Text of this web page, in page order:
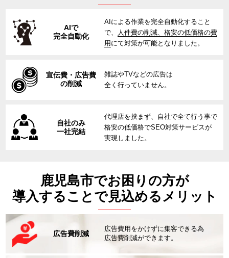
AIで
完全自動化
AIによる作業を完全自動化すること
で、
人件費の削減、格安の低価格の費
用 にて対策が可能となりました。
宣伝費・広告費
の削減
雑誌やTVなどの広告は
全く行っていません。
自社のみ
一社完結
代理店を挟まず、自社で全て行う事で
格安の低価格でSEO対策サービスが
実現しました。
鹿児島市でお困りの方が
導入することで見込めるメリット
広告費削減
広告費用をかけずに集客できる為
広告費削減ができます。